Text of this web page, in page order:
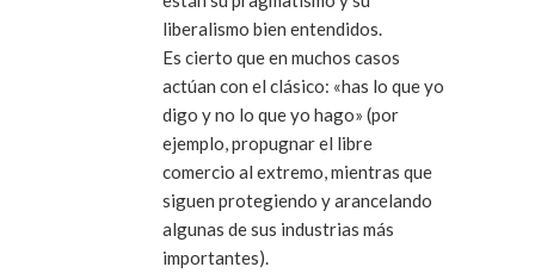
liberalismo bien entendidos.
Es cierto que en muchos casos
actúan con el clásico: «has lo que yo
digo y no lo que yo hago» (por
ejemplo, propugnar el libre
comercio al extremo, mientras que
siguen protegiendo y arancelando
algunas de sus industrias más
importantes).